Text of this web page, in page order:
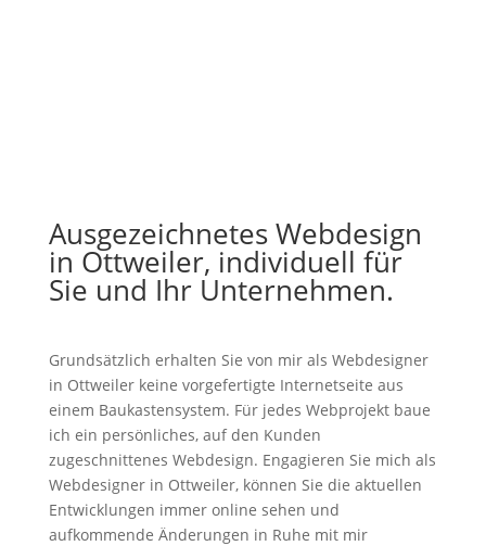
Ausgezeichnetes Webdesign
in Ottweiler, individuell für
Sie und Ihr Unternehmen.
Grundsätzlich erhalten Sie von mir als Webdesigner
in Ottweiler keine vorgefertigte Internetseite aus
einem Baukastensystem. Für jedes Webprojekt baue
ich ein persönliches, auf den Kunden
zugeschnittenes Webdesign. Engagieren Sie mich als
Webdesigner in Ottweiler, können Sie die aktuellen
Entwicklungen immer online sehen und
aufkommende Änderungen in Ruhe mit mir